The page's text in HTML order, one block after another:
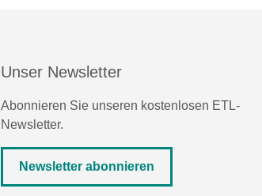
Unser Newsletter
Abonnieren Sie unseren kostenlosen ETL-
Newsletter.
Newsletter abonnieren